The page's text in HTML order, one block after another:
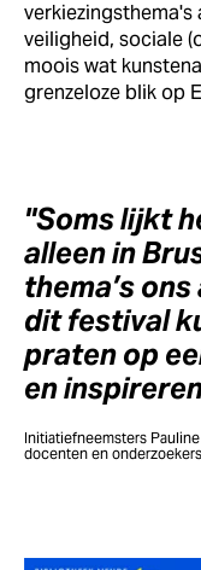
veiligheid, sociale
moois wat
grenzeloze blik op
"Soms lijkt
alleen in
thema’s
dit festival
praten op
en
Initiatiefneemsters
docenten en